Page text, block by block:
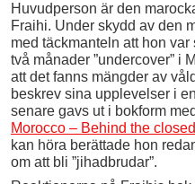
Huvudperson är den
Fraihi. Under skydd av den
med täckmanteln att hon
två månader ”undercover” i
att det fanns mängder av
beskrev sina upplevelser i
senare gavs ut i bokform
Morocco – Behind the
kan höra berättade hon
om att bli ”jihadbrudar”.